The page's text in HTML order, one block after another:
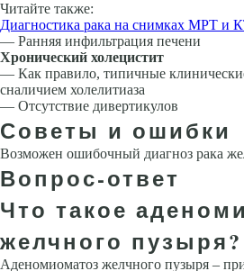
Читайте также:
Диагностика рака на снимках МРТ и
— Ранняя инфильтрация печени
Хронический холецистит
— Как правило, типичные
сналичием холелитиаза
— Отсутствие дивертикулов
Советы и ошибки
Возможен ошибочный диагноз рака
Вопрос-ответ
Что такое
желчного пузыря?
Аденомиоматоз желчного пузыря –